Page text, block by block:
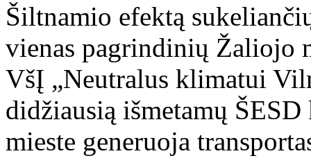
Šiltnamio efektą
vienas pagrindinių Žaliojo
VšĮ „Neutralus klimatui
didžiausią išmetamų
mieste generuoja